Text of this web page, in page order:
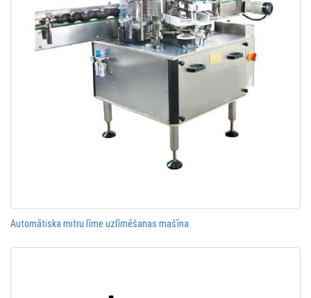
Automātiska mitru līme uzlīmēšanas mašīna